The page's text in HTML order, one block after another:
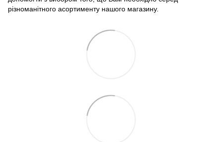
різноманітного асортименту нашого магазину.